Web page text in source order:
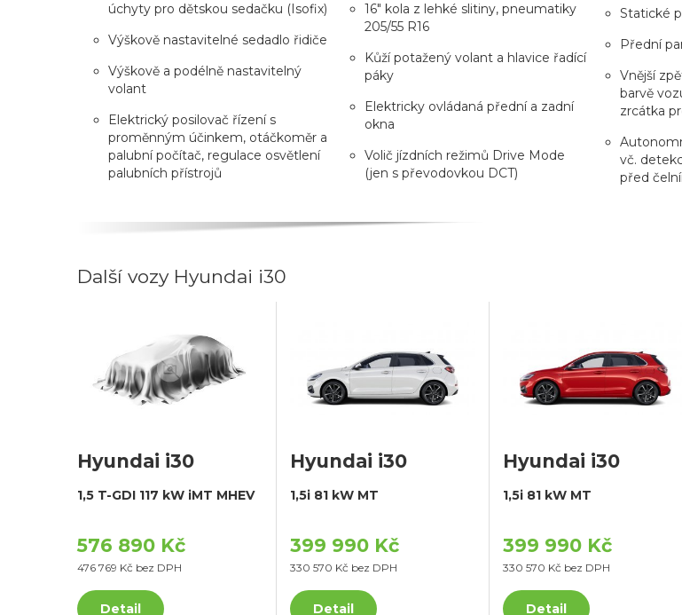
úchyty pro dětskou sedačku (Isofix)
Výškově nastavitelné sedadlo řidiče
Výškově a podélně nastavitelný
volant
Elektrický posilovač řízení s
proměnným účinkem, otáčkoměr a
palubní počítač, regulace osvětlení
palubních přístrojů
16" kola z lehké slitiny, pneumatiky
205/55 R16
Kůží potažený volant a hlavice řadící
páky
Elektricky ovládaná přední a zadní
okna
Volič jízdních režimů Drive Mode
(jen s převodovkou DCT)
Statické
Přední
Vnější
barvě
zrcátka
vč.
před
Další vozy Hyundai i30
Hyundai i30
1,5 T-GDI 117 kW iMT MHEV
576 890 Kč
476 769 Kč bez DPH
Detail
Hyundai i30
1,5i 81 kW MT
399 990 Kč
330 570 Kč bez DPH
Detail
Hyundai i30
1,5i 81 kW MT
399 990 Kč
330 570 Kč bez DPH
Detail